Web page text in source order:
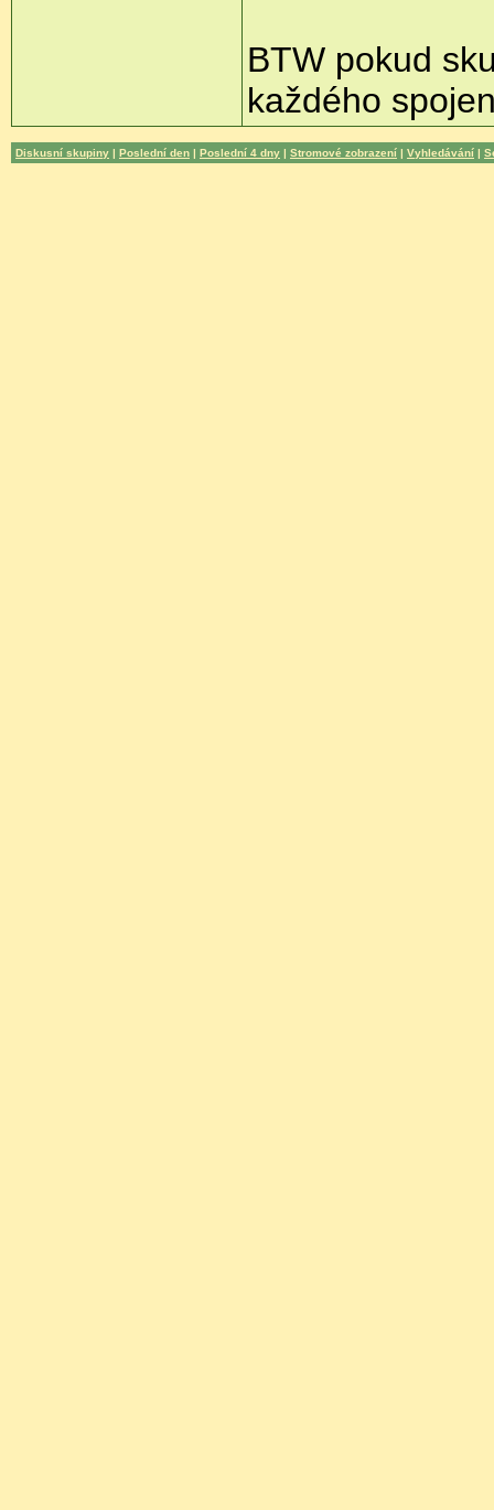
BTW pokud
každého
Diskusní skupiny | Poslední den | Poslední 4 dny | Stromové zobrazení | Vyhledávání |